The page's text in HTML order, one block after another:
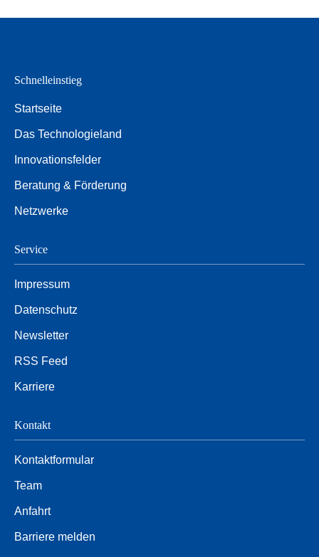
Schnelleinstieg
Startseite
Das Technologieland
Innovationsfelder
Beratung & Förderung
Netzwerke
Service
Impressum
Datenschutz
Newsletter
RSS Feed
Karriere
Kontakt
Kontaktformular
Team
Anfahrt
Barriere melden